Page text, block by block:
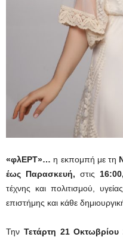
«φλΕΡΤ»…η εκπομπή με τη
έως Παρασκευή, στις 16:00,
τέχνης και πολιτισμού,
επιστήμης και κάθε
Την Τετάρτη 21 Οκτωβρίου